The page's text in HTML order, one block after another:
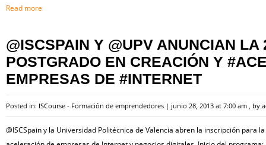
Read more
@ISCSPAIN Y @UPV ANUNCIAN LA
POSTGRADO EN CREACIÓN Y
EMPRESAS DE #INTERNET
Posted in: ISCourse - Formación de emprendedores | junio 28, 2013 at 7:00 am , by
@ISCSpain y la Universidad Politécnica de Valencia abren la inscripción para